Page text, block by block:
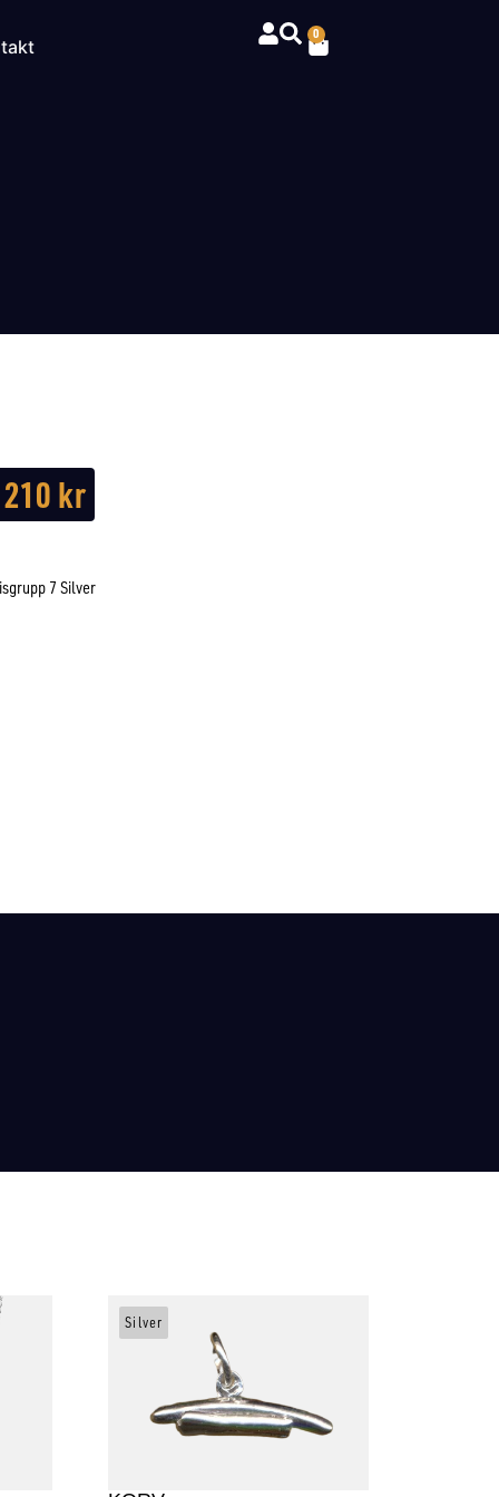
0
kr
7 Silver
Silver